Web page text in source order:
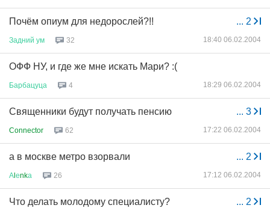
... 2
Почём опиум для недорослей?!!
Задний ум 32 18:40 06.02.2004
ОФФ НУ, и где же мне искать Мари? :(
Барбацуца 4 18:29 06.02.2004
... 3
Священники будут получать пенсию
Connector 62 17:22 06.02.2004
... 2
а в москве метро взорвали
Аlеnkа 26 17:12 06.02.2004
... 2
Что делать молодому специалисту?